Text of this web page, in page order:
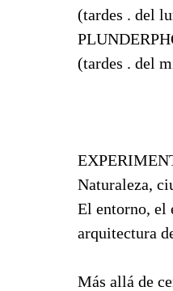
(tardes . del
(tardes . del
Naturaleza,
El entorno, el
arquitectura
Más allá de